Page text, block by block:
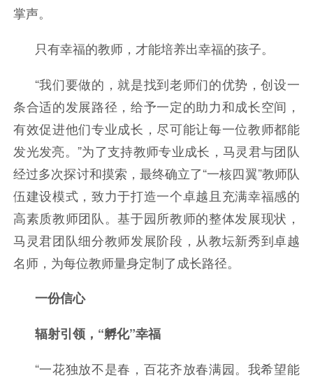
掌声。
只有幸福的教师，才能培养出幸福的孩子。
“我们要做的，就是找到老师们的优势，创设一
条合适的发展路径，给予一定的助力和成长空间，
有效促进他们专业成长，尽可能让每一位教师都能
发光发亮。”为了支持教师专业成长，马灵君与团队
经过多次探讨和摸索，最终确立了“一核四翼”教师队
伍建设模式，致力于打造一个卓越且充满幸福感的
高素质教师团队。基于园所教师的整体发展现状，
马灵君团队细分教师发展阶段，从教坛新秀到卓越
名师，为每位教师量身定制了成长路径。
一份信心
辐射引领，“孵化”幸福
“一花独放不是春，百花齐放春满园。我希望能